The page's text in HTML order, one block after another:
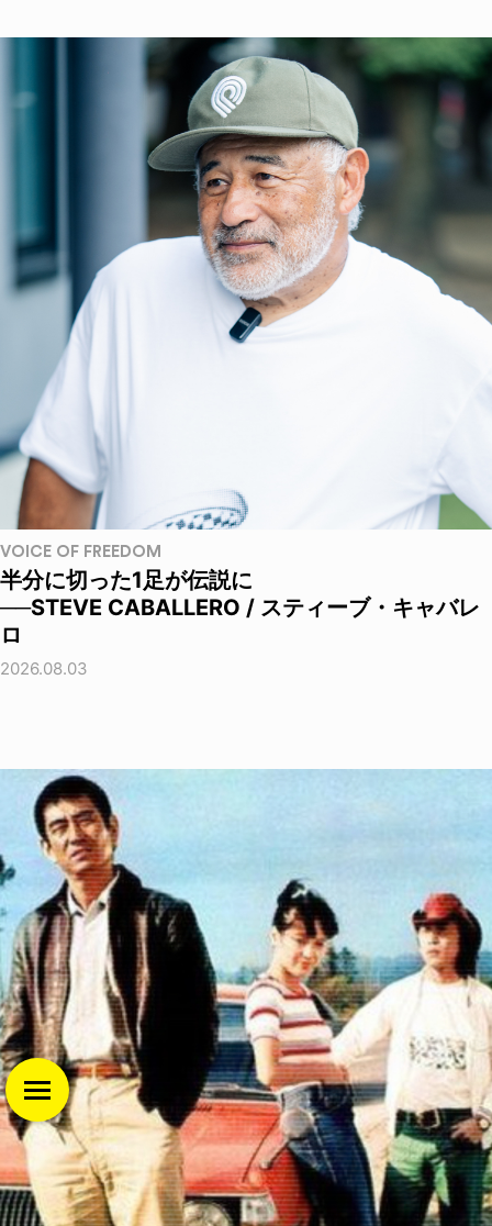
VOICE OF FREEDOM
半分に切った1足が伝説に
──STEVE CABALLERO / スティーブ・キャバレ
ロ
2026.08.03